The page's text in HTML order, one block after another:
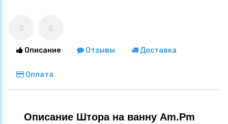
Описание Отзывы Доставка
Оплата
Описание Штора на ванну Am.Pm